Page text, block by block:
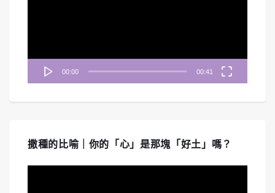
00:00 00:41
撒種的比喻｜你的「心」是那塊「好土」嗎？